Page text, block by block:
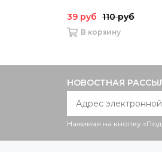
39 руб 110 руб
В корзину
НОВОСТНАЯ
Нажимая на кнопку